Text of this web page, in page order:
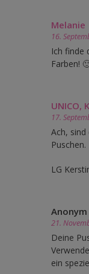
Melanie
16.
Ich finde
Farben!
UNICO,
17.
Ach, sind
Puschen.
LG
Anonym
21.
Deine
ein